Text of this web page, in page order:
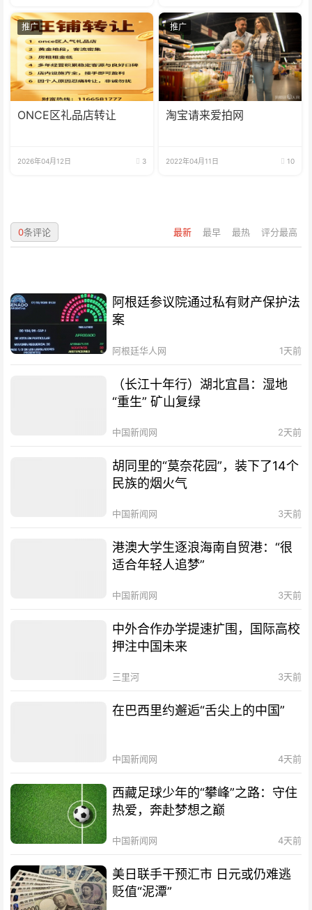
推广
ONCE区礼品店转让
2026年04月12日 3
推广
淘宝请来爱拍网
2022年04月11日 10
最新 最早 最热 评分最高
0条评论
阿根廷参议院通过私有财产保护法
案
阿根廷华人网 1天前
（长江十年行）湖北宜昌：湿地
“重生” 矿山复绿
中国新闻网 2天前
胡同里的“莫奈花园”，装下了14个
民族的烟火气
中国新闻网 3天前
港澳大学生逐浪海南自贸港：“很
适合年轻人追梦”
中国新闻网 3天前
中外合作办学提速扩围，国际高校
押注中国未来
三里河 3天前
在巴西里约邂逅“舌尖上的中国”
中国新闻网 4天前
西藏足球少年的“攀峰”之路：守住
热爱，奔赴梦想之巅
中国新闻网 4天前
美日联手干预汇市 日元或仍难逃
贬值“泥潭”